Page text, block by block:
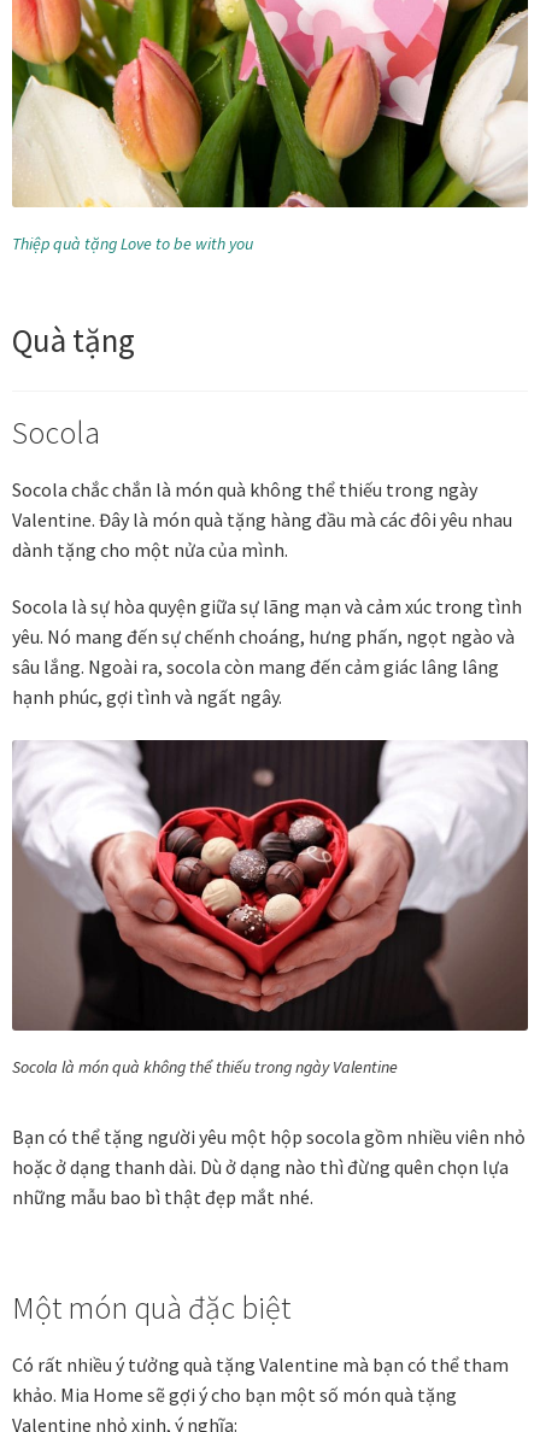
Câu hỏi thường gặp khi mua tranh tại Mia Home
Dây treo Tết Bính Ngọ 2026
Đóng khung tranh theo yêu cầu
Đóng khung áo đấu – áo thun
Đóng khung tranh canvas – tranh sơn dầu
Đóng khung tranh đính đá
Đóng khung tranh kính cho tranh ảnh, giấy mỹ thuật,
Đóng khung tranh sơn mài
Đóng khung tranh thêu
Giỏ hàng
Giới Thiệu Mia Home
Homepage Test
In tranh treo tường theo yêu cầu
Fine Art Giclée Printing
In ảnh theo yêu cầu
In tranh canvas theo yêu cầu
In tranh dán tường theo yêu cầu
Khung ảnh cưới
Thiệp quà tặng Love to be with you
Quà tặng
Socola
Socola chắc chắn là món quà không thể thiếu trong ngày
Valentine. Đây là món quà tặng hàng đầu mà các đôi yêu nhau
dành tặng cho một nửa của mình.
Socola là sự hòa quyện giữa sự lãng mạn và cảm xúc trong tình
yêu. Nó mang đến sự chếnh choáng, hưng phấn, ngọt ngào và
sâu lắng. Ngoài ra, socola còn mang đến cảm giác lâng lâng
hạnh phúc, gợi tình và ngất ngây.
Socola là món quà không thể thiếu trong ngày Valentine
Bạn có thể tặng người yêu một hộp socola gồm nhiều viên nhỏ
hoặc ở dạng thanh dài. Dù ở dạng nào thì đừng quên chọn lựa
những mẫu bao bì thật đẹp mắt nhé.
Một món quà đặc biệt
Có rất nhiều ý tưởng quà tặng Valentine mà bạn có thể tham
khảo. Mia Home sẽ gợi ý cho bạn một số món quà tặng
Valentine nhỏ xinh, ý nghĩa: